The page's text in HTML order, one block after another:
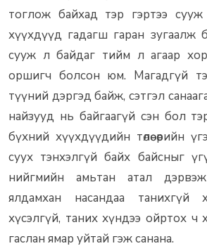
тоглож байхад тэр гэртээ
хүүхдүүд гадагш гаран зугаалж
сууж л байдаг тийм л агаар
оршигч болсон юм. Магадгүй
түүний дэргэд байж, сэтгэл
найзууд нь байгаагүй сэн бол
бүхний хүүхдүүдийн төлөө өөрийн
суух тэнхэлгүй байх байсныг
нийгмийн амьтан атал
ялдамхан насандаа танихгүй
хүсэлгүй, таних хүндээ ойртох ч
гаслан ямар уйтай гэж санана.